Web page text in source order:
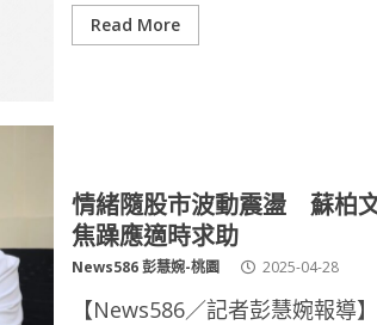
Read More
情緒隨股市波動震盪 蘇柏
焦躁應適時求助
News586 彭慧婉-桃園 2025-04-28
【News586／記者彭慧婉報導